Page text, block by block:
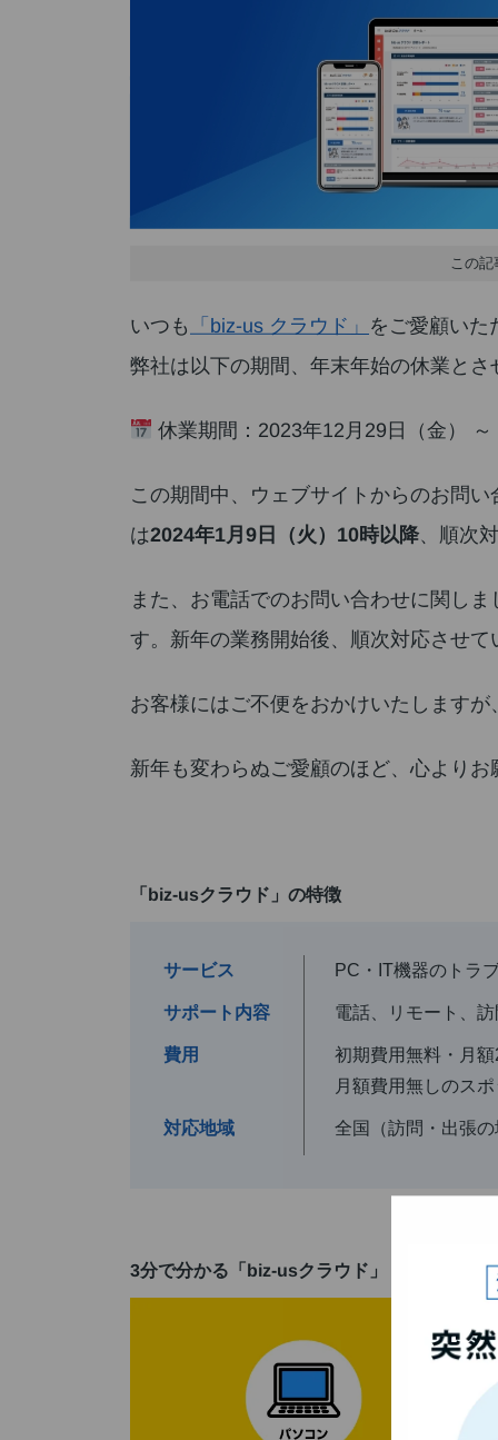
この記
いつも 「biz-us クラウド」 をご愛顧いた
弊社は以下の期間、年末年始の休業と
休業期間：2023年12月29日（金）
この期間中、ウェブサイトからのお問
は2024年1月9日（火）10時以降、順次
また、お電話でのお問い合わせに関し
す。新年の業務開始後、順次対応させ
お客様にはご不便をおかけいたします
新年も変わらぬご愛顧のほど、心より
「biz-usクラウド」の特徴
サービス PC・IT機器のトラ
サポート内容 電話、リモート、
費用
初期費用無料・月
月額費用無しのス
対応地域 全国（訪問・出張
3分で分かる「biz-usクラウド」